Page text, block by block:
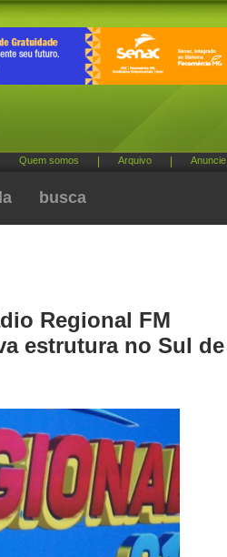
Quem somos Arquivo Anuncie
busca
Regional FM
estrutura no Sul de